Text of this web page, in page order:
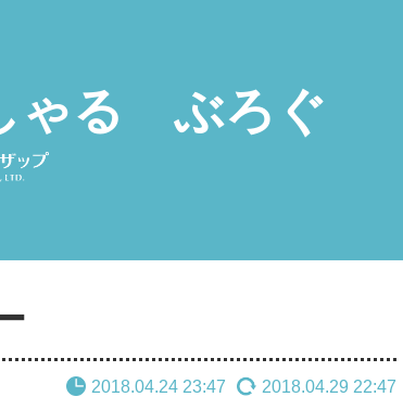
ゃる ぶろぐ
2018.04.24 23:47 2018.04.29 22:47